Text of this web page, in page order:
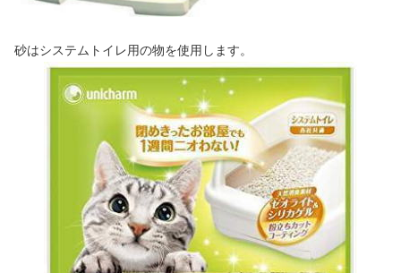
砂はシステムトイレ用の物を使用します。